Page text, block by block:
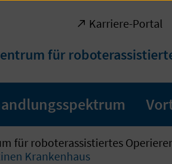
für
Karriere-Portal
für roboterassistiertes
Krankenhaus